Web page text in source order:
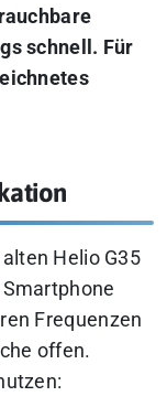
schnell. Für
Helio G35
Frequenzen
offen.